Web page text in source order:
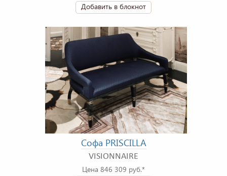
Добавить в блокнот
Софа PRISCILLA
VISIONNAIRE
Цена 846 309 руб.*